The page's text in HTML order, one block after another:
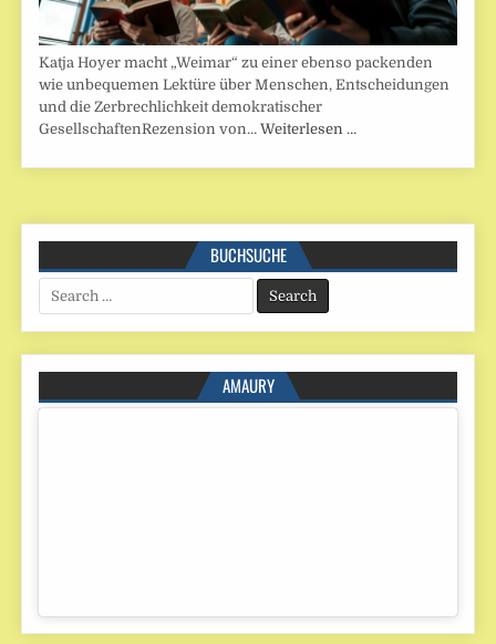
Katja Hoyer macht „Weimar“ zu einer ebenso packenden
wie unbequemen Lektüre über Menschen, Entscheidungen
und die Zerbrechlichkeit demokratischer
GesellschaftenRezension von…Weiterlesen …
BUCHSUCHE
Search
for:
AMAURY